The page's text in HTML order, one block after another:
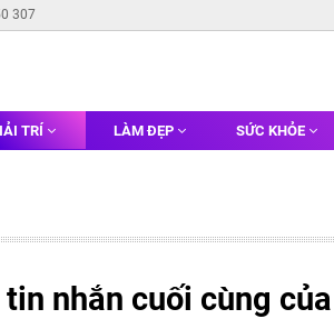
307
TRÍ LÀM ĐẸP SỨC KHỎE
nhắn cuối cùng của